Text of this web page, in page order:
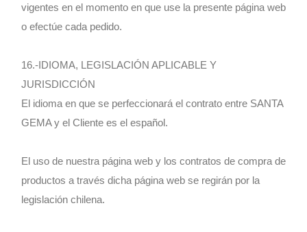
vigentes en el momento en que use la presente página web
o efectúe cada pedido.
16.-IDIOMA, LEGISLACIÓN APLICABLE Y
JURISDICCIÓN
El idioma en que se perfeccionará el contrato entre SANTA
GEMA y el Cliente es el español.
El uso de nuestra página web y los contratos de compra de
productos a través dicha página web se regirán por la
legislación chilena.